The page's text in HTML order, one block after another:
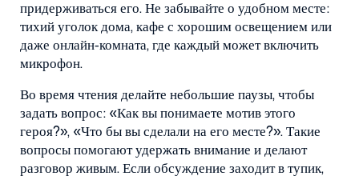
придерживаться его. Не забывайте о удобном месте:
тихий уголок дома, кафе с хорошим освещением или
даже онлайн‑комната, где каждый может включить
микрофон.
Во время чтения делайте небольшие паузы, чтобы
задать вопрос: «Как вы понимаете мотив этого
героя?», «Что бы вы сделали на его месте?». Такие
вопросы помогают удержать внимание и делают
разговор живым. Если обсуждение заходит в тупик,